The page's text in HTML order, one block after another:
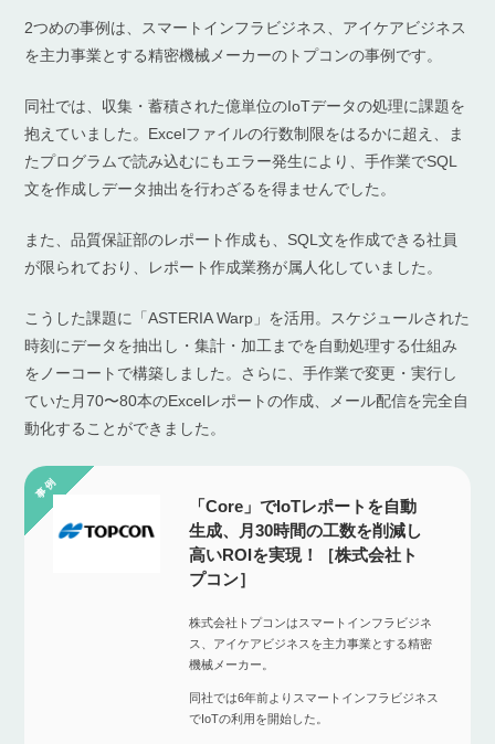
2つめの事例は、スマートインフラビジネス、アイケアビジネス
を主力事業とする精密機械メーカーのトプコンの事例です。
同社では、収集・蓄積された億単位のIoTデータの処理に課題を
抱えていました。Excelファイルの行数制限をはるかに超え、ま
たプログラムで読み込むにもエラー発生により、手作業でSQL
文を作成しデータ抽出を行わざるを得ませんでした。
また、品質保証部のレポート作成も、SQL文を作成できる社員
が限られており、レポート作成業務が属人化していました。
こうした課題に「ASTERIA Warp」を活用。スケジュールされた
時刻にデータを抽出し・集計・加工までを自動処理する仕組み
をノーコートで構築しました。さらに、手作業で変更・実行し
ていた月70〜80本のExcelレポートの作成、メール配信を完全自
動化することができました。
「Core」でIoTレポートを自動
生成、月30時間の工数を削減し
高いROIを実現！［株式会社ト
プコン］
株式会社トプコンはスマートインフラビジネ
ス、アイケアビジネスを主力事業とする精密
機械メーカー。
同社では6年前よりスマートインフラビジネス
でIoTの利用を開始した。